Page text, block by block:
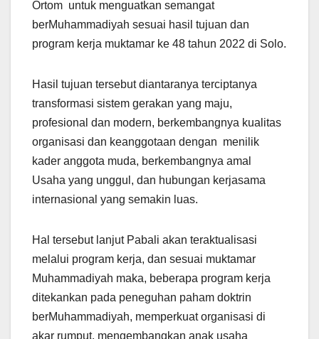
Ortom untuk menguatkan semangat
berMuhammadiyah sesuai hasil tujuan dan
program kerja muktamar ke 48 tahun 2022 di Solo.
Hasil tujuan tersebut diantaranya terciptanya
transformasi sistem gerakan yang maju,
profesional dan modern, berkembangnya kualitas
organisasi dan keanggotaan dengan menilik
kader anggota muda, berkembangnya amal
Usaha yang unggul, dan hubungan kerjasama
internasional yang semakin luas.
Hal tersebut lanjut Pabali akan teraktualisasi
melalui program kerja, dan sesuai muktamar
Muhammadiyah maka, beberapa program kerja
ditekankan pada peneguhan paham doktrin
berMuhammadiyah, memperkuat organisasi di
akar rumput, mengembangkan anak usaha